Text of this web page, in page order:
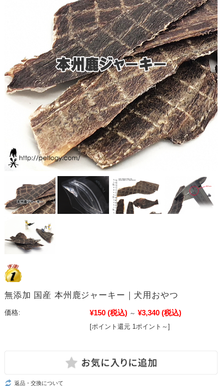
無添加 国産 本州鹿ジャーキー｜犬用おやつ
価格: ¥150 (税込) ～ ¥3,340 (税込)
[ポイント還元 1ポイント～]
返品・交換について